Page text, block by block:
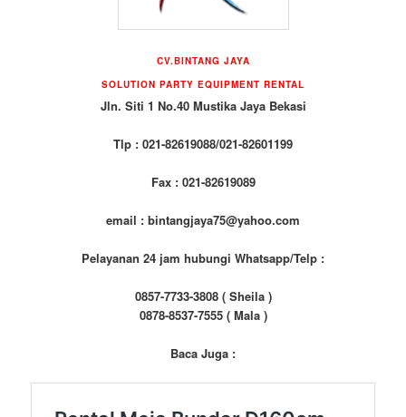
CV.BINTANG JAYA
SOLUTION PARTY EQUIPMENT RENTAL
Jln. Siti 1 No.40 Mustika Jaya Bekasi
Tlp : 021-82619088/021-82601199
Fax : 021-82619089
email : bintangjaya75@yahoo.com
Pelayanan 24 jam hubungi Whatsapp/Telp :
0857-7733-3808 ( Sheila )
0878-8537-7555 ( Mala )
Baca Juga :